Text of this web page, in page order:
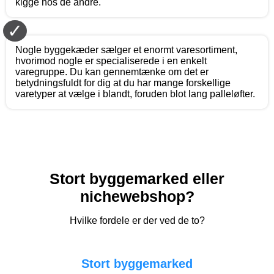
kigge hos de andre.
✓
Nogle byggekæder sælger et enormt varesortiment,
hvorimod nogle er specialiserede i en enkelt
varegruppe. Du kan gennemtænke om det er
betydningsfuldt for dig at du har mange forskellige
varetyper at vælge i blandt, foruden blot lang palleløfter.
Stort byggemarked eller
nichewebshop?
Hvilke fordele er der ved de to?
Stort byggemarked